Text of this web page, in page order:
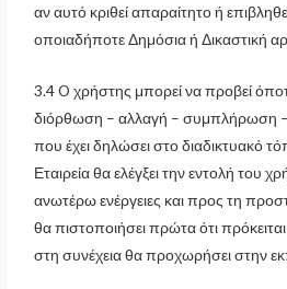
αν αυτό κριθεί απαραίτητο ή
οποιαδήποτε Δημόσια ή Δικαστική
3.4 O χρήστης μπορεί να προβεί
διόρθωση – αλλαγή – συμπλήρωση –
που έχει δηλώσει στο διαδικτυακό
Εταιρεία θα ελέγξει την εντολή του
ανωτέρω ενέργειες και προς τη
θα πιστοποιήσει πρώτα ότι
στη συνέχεια θα προχωρήσει στην